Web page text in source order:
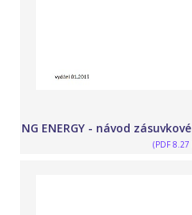
NG ENERGY - návod
(PDF 8.27